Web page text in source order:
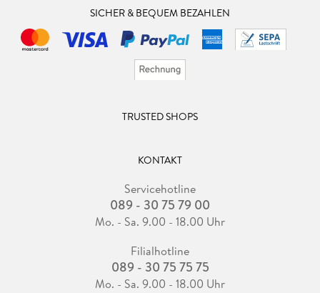
SICHER & BEQUEM BEZAHLEN
TRUSTED SHOPS
KONTAKT
Servicehotline
089 - 30 75 79 00
Mo. - Sa. 9.00 - 18.00 Uhr
Filialhotline
089 - 30 75 75 75
Mo. - Sa. 9.00 - 18.00 Uhr